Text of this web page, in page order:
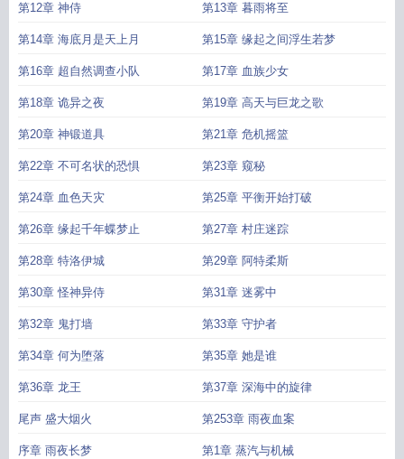
第12章 神侍 第13章 暮雨将至
第14章 海底月是天上月 第15章 缘起之间浮生若梦
第16章 超自然调查小队 第17章 血族少女
第18章 诡异之夜 第19章 高天与巨龙之歌
第20章 神锻道具 第21章 危机摇篮
第22章 不可名状的恐惧 第23章 窥秘
第24章 血色天灾 第25章 平衡开始打破
第26章 缘起千年蝶梦止 第27章 村庄迷踪
第28章 特洛伊城 第29章 阿特柔斯
第30章 怪神异侍 第31章 迷雾中
第32章 鬼打墙 第33章 守护者
第34章 何为堕落 第35章 她是谁
第36章 龙王 第37章 深海中的旋律
尾声 盛大烟火 第253章 雨夜血案
序章 雨夜长梦 第1章 蒸汽与机械